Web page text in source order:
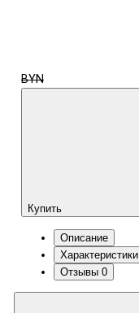
BYN
Купить
Описание
Характеристики
Отзывы 0